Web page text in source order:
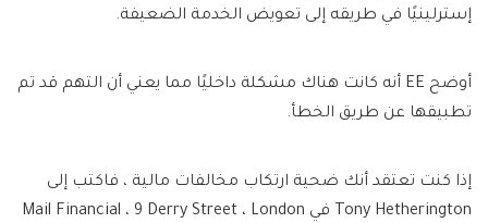
إسترلينيًا في طريقه إلى تعويض الخدمة الضعيفة.
أوضح EE أنه كانت هناك مشكلة داخليًا مما يعني أن التهم قد تم
تطبيقها عن طريق الخطأ.
إذا كنت تعتقد أنك ضحية ارتكاب مخالفات مالية ، فاكتب إلى
Tony Hetherington في Mail Financial ، 9 Derry Street ، London